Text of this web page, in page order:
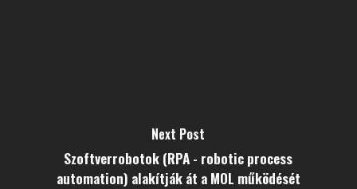
Next Post
Szoftverrobotok (RPA - robotic process
automation) alakítják át a MOL működését